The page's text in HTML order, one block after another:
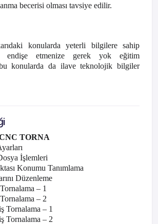
becerisi olması tavsiye edilir.
konularda yeterli bilgilere sahip
endişe etmenize gerek yok eğitim
bu konularda da ilave teknolojik bilgiler
TORNA
İşlemleri
Konumu Tanımlama
Düzenleme
– 1
– 2
Tornalama – 1
Tornalama – 2